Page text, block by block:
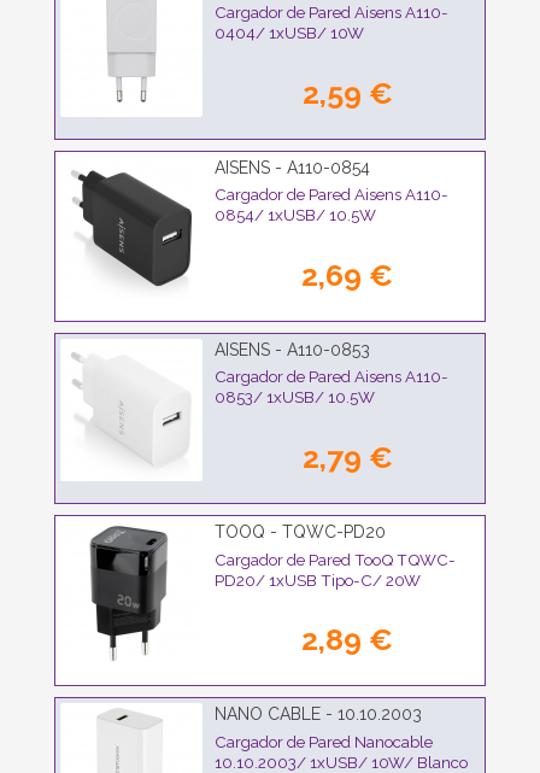
Cargador de Pared Aisens A110-
0404/ 1xUSB/ 10W
2,59 €
AISENS - A110-0854
Cargador de Pared Aisens A110-
0854/ 1xUSB/ 10.5W
2,69 €
AISENS - A110-0853
Cargador de Pared Aisens A110-
0853/ 1xUSB/ 10.5W
2,79 €
TOOQ - TQWC-PD20
Cargador de Pared TooQ TQWC-
PD20/ 1xUSB Tipo-C/ 20W
2,89 €
NANO CABLE - 10.10.2003
Cargador de Pared Nanocable
10.10.2003/ 1xUSB/ 10W/ Blanco